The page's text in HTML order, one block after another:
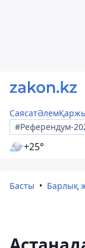
СаясатӘлем
#Референдум-
+25°
Басты Барлық